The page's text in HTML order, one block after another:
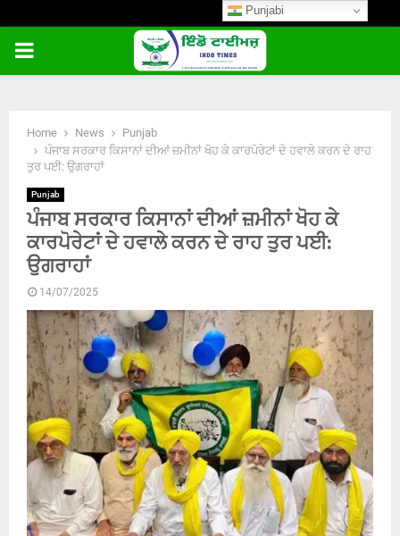
PRIMARY
Home News
Punjab
ਪੰਜਾਬ ਸਰਕਾਰ ਕਿਸਾਨਾਂ ਦੀਆਂ ਜ਼ਮੀਨਾਂ ਖੋਹ ਕੇ ਕਾਰਪੋਰੇਟਾਂ ਦੇ ਹਵਾਲੇ ਕਰਨ ਦੇ ਰਾਹ
ਤੁਰ ਪਈ: ਉਗਰਾਹਾਂ
Punjab
ਪੰਜਾਬ ਸਰਕਾਰ ਕਿਸਾਨਾਂ ਦੀਆਂ ਜ਼ਮੀਨਾਂ ਖੋਹ ਕੇ
ਕਾਰਪੋਰੇਟਾਂ ਦੇ ਹਵਾਲੇ ਕਰਨ ਦੇ ਰਾਹ ਤੁਰ ਪਈ:
ਉਗਰਾਹਾਂ
14/07/2025
Punjabi